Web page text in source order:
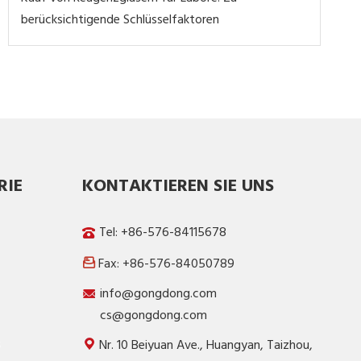
berücksichtigende Schlüsselfaktoren
KONTAKTIEREN SIE UNS
Tel: +86-576-84115678
Fax: +86-576-84050789
info@gongdong.com
cs@gongdong.com
Nr. 10 Beiyuan Ave., Huangyan, Taizhou,